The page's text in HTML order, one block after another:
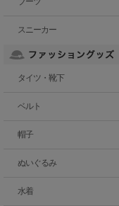
スニーカー
タイツ・靴下
ベルト
帽子
ぬいぐるみ
水着